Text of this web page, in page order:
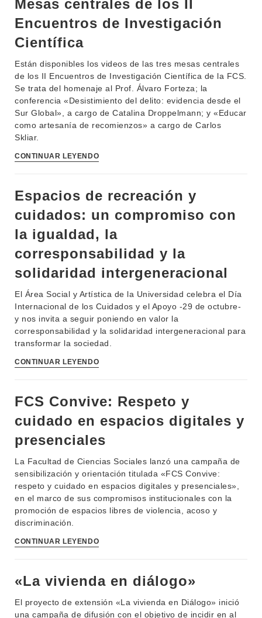
Mesas centrales de los II
Encuentros de Investigación
Científica
Están disponibles los videos de las tres mesas centrales
de los II Encuentros de Investigación Científica de la FCS.
Se trata del homenaje al Prof. Álvaro Forteza; la
conferencia «Desistimiento del delito: evidencia desde el
Sur Global», a cargo de Catalina Droppelmann; y «Educar
como artesanía de recomienzos» a cargo de Carlos
Skliar.
CONTINUAR LEYENDO
Espacios de recreación y
cuidados: un compromiso con
la igualdad, la
corresponsabilidad y la
solidaridad intergeneracional
El Área Social y Artística de la Universidad celebra el Día
Internacional de los Cuidados y el Apoyo -29 de octubre-
y nos invita a seguir poniendo en valor la
corresponsabilidad y la solidaridad intergeneracional para
transformar la sociedad.
CONTINUAR LEYENDO
FCS Convive: Respeto y
cuidado en espacios digitales y
presenciales
La Facultad de Ciencias Sociales lanzó una campaña de
sensibilización y orientación titulada «FCS Convive:
respeto y cuidado en espacios digitales y presenciales»,
en el marco de sus compromisos institucionales con la
promoción de espacios libres de violencia, acoso y
discriminación.
CONTINUAR LEYENDO
«La vivienda en diálogo»
El proyecto de extensión «La vivienda en Diálogo» inició
una campaña de difusión con el objetivo de incidir en al